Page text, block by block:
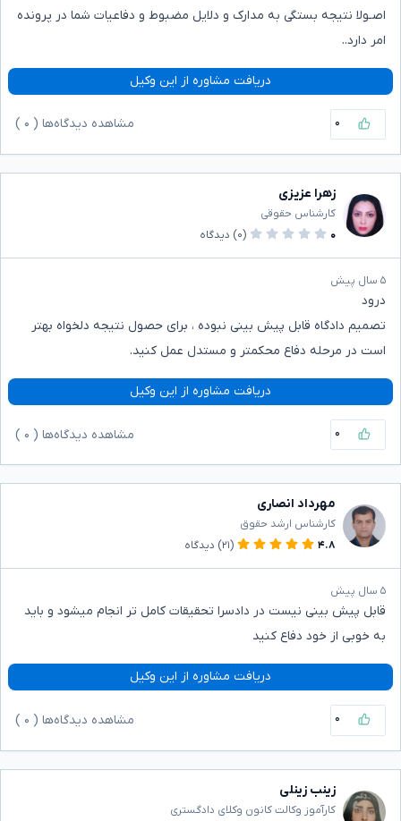
اصـولا نتیجه بستگی به مدارک و دلایل مضبوط و دفاعیات شما در پرونده
امر دارد..
دریافت مشاوره از این وکیل
۰ مشاهده دیدگاه‌ها ( ۰
زهرا عزیزی
کارشناس حقوقی
۰
(۰) دیدگاه
۵ سال پیش
درود
تصمیم دادگاه قابل پیش بینی نبوده ، برای حصول نتیجه دلخواه بهتر
است در مرحله دفاع محکمتر و مستدل عمل کنید.
دریافت مشاوره از این وکیل
۰ مشاهده دیدگاه‌ها ( ۰
مهرداد انصاری
کارشناس ارشد حقوق
۴.۸
(۲۱) دیدگاه
۵ سال پیش
قابل پیش بینی نیست در دادسرا تحقیقات کامل تر انجام میشود و باید
به خوبی از خود دفاع کنید
دریافت مشاوره از این وکیل
۰ مشاهده دیدگاه‌ها ( ۰
زینب زینلی
کارآموز وکالت کانون وکلای دادگستری